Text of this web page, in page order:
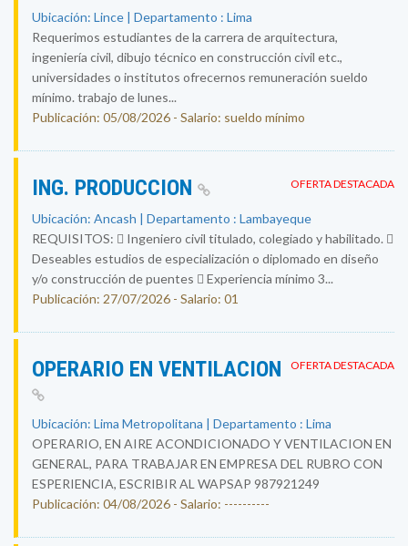
Ubicación: Lince | Departamento : Lima
Requerimos estudiantes de la carrera de arquitectura,
ingeniería civil, dibujo técnico en construcción civil etc.,
universidades o institutos ofrecernos remuneración sueldo
mínimo. trabajo de lunes...
Publicación: 05/08/2026 - Salario: sueldo mínimo
OFERTA DESTACADA
ING. PRODUCCION
Ubicación: Ancash | Departamento : Lambayeque
REQUISITOS:  Ingeniero civil titulado, colegiado y habilitado. 
Deseables estudios de especialización o diplomado en diseño
y/o construcción de puentes  Experiencia mínimo 3...
Publicación: 27/07/2026 - Salario: 01
OFERTA DESTACADA
OPERARIO EN VENTILACION
Ubicación: Lima Metropolitana | Departamento : Lima
OPERARIO, EN AIRE ACONDICIONADO Y VENTILACION EN
GENERAL, PARA TRABAJAR EN EMPRESA DEL RUBRO CON
ESPERIENCIA, ESCRIBIR AL WAPSAP 987921249
Publicación: 04/08/2026 - Salario: ----------